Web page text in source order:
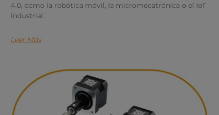
4.0, como la robótica móvil, la micromecatrónica o el IoT
industrial.
Leer Más